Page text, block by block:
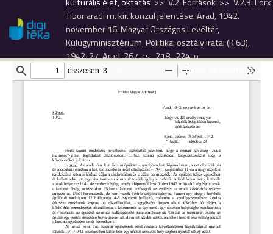
Tibor aradi m. kir. konzul jelentése. Arad, 1942.
november 16. Magyar Országos Levéltár,
Külügyminisztérium, Politikai osztály iratai (K 63),
1942-27, Arad, 267. cs., 218–224. o.
Teljes tartalomjegyzék